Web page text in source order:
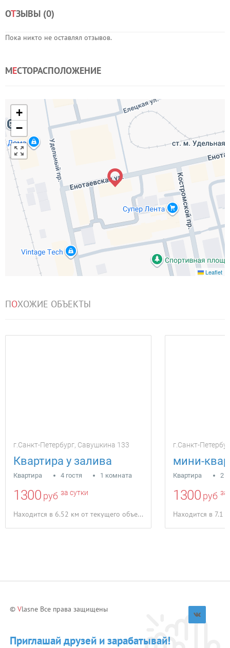
ОТЗЫВЫ (0)
Пока никто не оставлял отзывов.
МЕСТОРАСПОЛОЖЕНИЕ
+
−
Leaflet
ПОХОЖИЕ ОБЪЕКТЫ
г.Санкт-Петербург, Савушкина 133
Квартира у залива
Квартира 4 гостя 1 комната
1300 руб за сутки
Находится в 6.52 км от текущего объекта
г.Санкт-
Квартира 2
1300 руб за
Находится в 7.1
© Vlasne Все права защищены
Приглашай друзей и зарабатывай!